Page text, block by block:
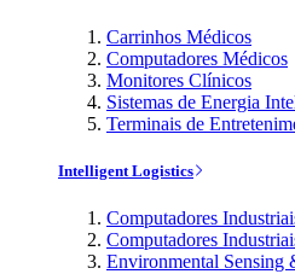
Carrinhos Médicos
Computadores Médicos
Monitores Clínicos
Sistemas de Energia
Terminais de
Intelligent Logistics
Computadores
Computadores
Environmental Sensing